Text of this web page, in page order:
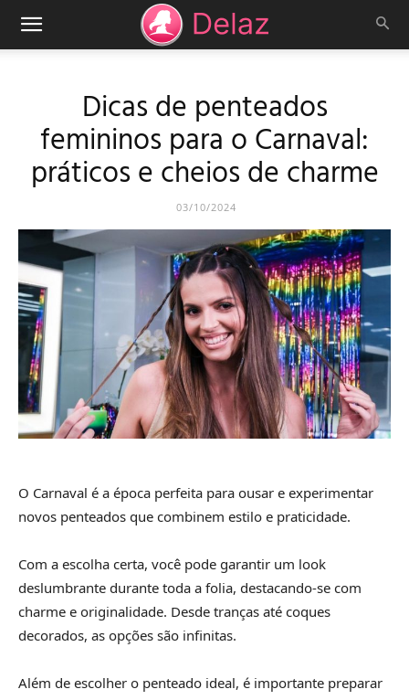
Dicas de penteados
femininos para o Carnaval:
práticos e cheios de charme
03/10/2024
O Carnaval é a época perfeita para ousar e experimentar
novos penteados que combinem estilo e praticidade.
Com a escolha certa, você pode garantir um look
deslumbrante durante toda a folia, destacando-se com
charme e originalidade. Desde tranças até coques
decorados, as opções são infinitas.
Além de escolher o penteado ideal, é importante preparar